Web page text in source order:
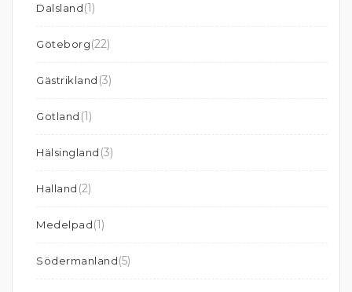
Dalsland(1)
Göteborg(22)
Gästrikland (3)
Gotland (1)
Hälsingland (3)
Halland (2)
Medelpad(1)
Södermanland(5)